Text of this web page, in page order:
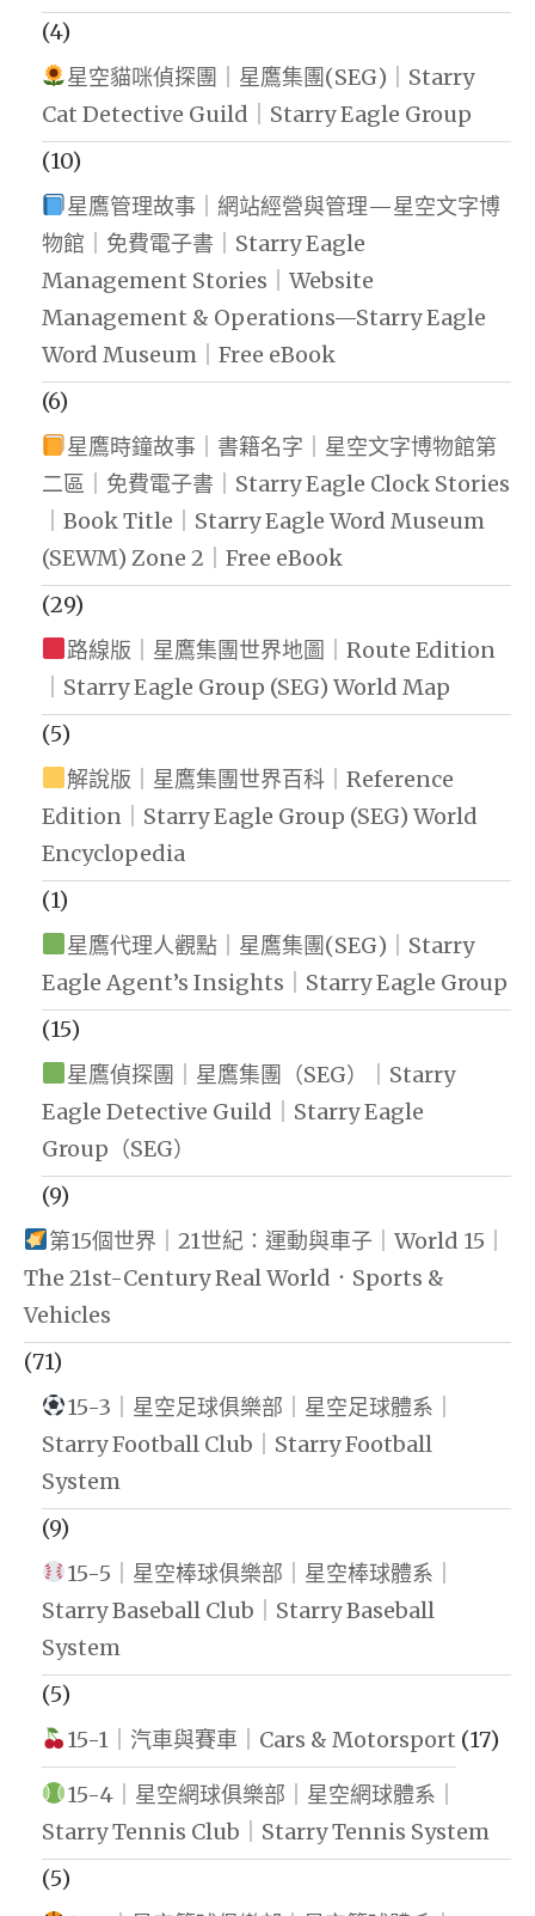
(4)
星空貓咪偵探團｜星鷹集團(SEG)｜Starry
Cat Detective Guild｜Starry Eagle Group
(10)
星鷹管理故事｜網站經營與管理—星空文字博
物館｜免費電子書｜Starry Eagle
Management Stories｜Website
Management & Operations—Starry Eagle
Word Museum｜Free eBook
(6)
星鷹時鐘故事｜書籍名字｜星空文字博物館第
二區｜免費電子書｜Starry Eagle Clock Stories
｜Book Title｜Starry Eagle Word Museum
(SEWM) Zone 2｜Free eBook
(29)
路線版｜星鷹集團世界地圖｜Route Edition
｜Starry Eagle Group (SEG) World Map
(5)
解說版｜星鷹集團世界百科｜Reference
Edition｜Starry Eagle Group (SEG) World
Encyclopedia
(1)
星鷹代理人觀點｜星鷹集團(SEG)｜Starry
Eagle Agent’s Insights｜Starry Eagle Group
(15)
星鷹偵探團｜星鷹集團（SEG）｜Starry
Eagle Detective Guild｜Starry Eagle
Group（SEG）
(9)
第15個世界｜21世紀：運動與車子｜World 15｜
The 21st-Century Real World．Sports &
Vehicles
(71)
15-3｜星空足球俱樂部｜星空足球體系｜
Starry Football Club｜Starry Football
System
(9)
15-5｜星空棒球俱樂部｜星空棒球體系｜
Starry Baseball Club｜Starry Baseball
System
(5)
15-1｜汽車與賽車｜Cars & Motorsport (17)
15-4｜星空網球俱樂部｜星空網球體系｜
Starry Tennis Club｜Starry Tennis System
(5)